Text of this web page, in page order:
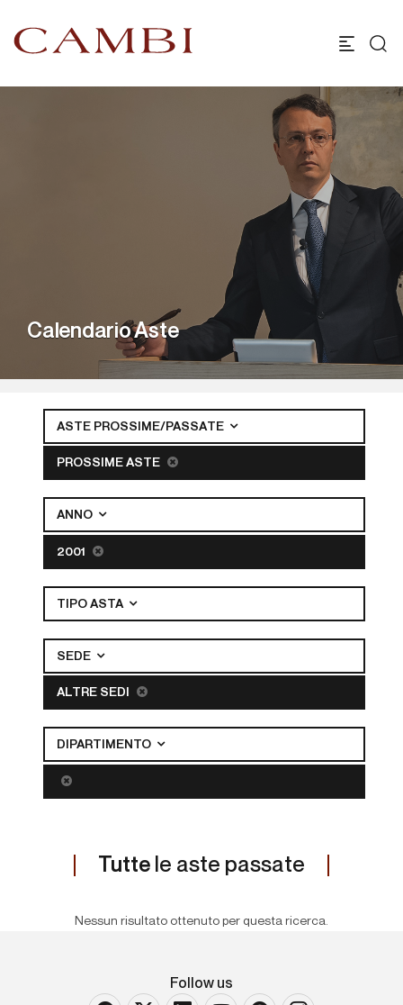
Calendario Aste
ASTE PROSSIME/PASSATE
PROSSIME ASTE
ANNO
2001
TIPO ASTA
SEDE
ALTRE SEDI
DIPARTIMENTO
Tutte le aste passate
Nessun risultato ottenuto per questa ricerca.
Follow us